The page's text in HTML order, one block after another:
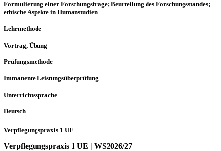
Formulierung einer Forschungsfrage; Beurteilung des Forschungsstandes;
ethische Aspekte in Humanstudien
Lehrmethode
Vortrag, Übung
Prüfungsmethode
Immanente Leistungsüberprüfung
Unterrichtssprache
Deutsch
Verpflegungspraxis 1 UE
Verpflegungspraxis 1 UE | WS2026/27